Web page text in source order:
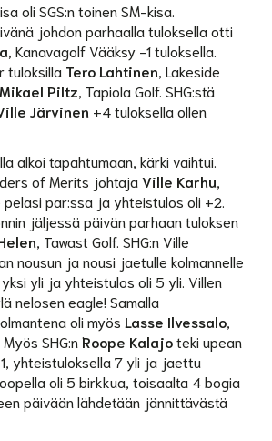
oli SGS:n toinen SM-kisa.
johdon parhaalla tuloksella otti
Kanavagolf Vääksy -1 tuloksella.
tuloksilla Tero Lahtinen , Lakeside
Mikael Piltz , Tapiola Golf. SHG:stä
Järvinen +4 tuloksella ollen
alkoi tapahtumaan, kärki vaihtui.
of Merits johtaja Ville Karhu
pelasi par:ssa ja yhteistulos oli +2.
jäljessä päivän parhaan tuloksen
, Tawast Golf. SHG:n Ville
nousun ja nousi jaetulle kolmannelle
yli ja yhteistulos oli 5 yli. Villen
nelosen eagle! Samalla
oli myös Lasse Ilvessalo
SHG:n Roope Kalajoteki upean
yhteistuloksella 7 yli ja jaettu
oli 5 birkkua, toisaalta 4 bogia
päivään lähdetään jännittävästä